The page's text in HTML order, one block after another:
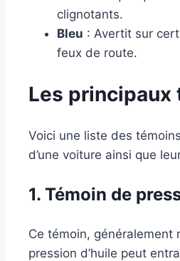
clignotants.
Bleu : Avertit sur
feux de route.
Les
Voici une liste des
d’une voiture ainsi que
1. Témoin de
Ce témoin, généralement
pression d’huile peut